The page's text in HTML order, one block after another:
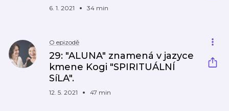
6. 1. 2021 34 min
O epizodě
29: "ALUNA" znamená v jazyce
kmene Kogi "SPIRITUÁLNÍ
SíLA".
12. 5. 2021 47 min